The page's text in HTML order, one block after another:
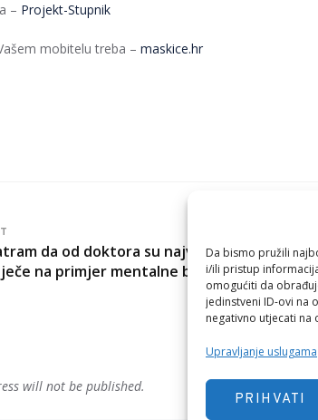
Da bismo pružili
i/ili pristup
omogućiti da
jedinstveni ID-ovi na
negativno utjecati na
Upravljanje uslugama
PRIHVATI
– Projekt-Stupnik
mobitelu treba – maskice.hr
da od doktora su najvažniji
na primjer mentalne bolesti:
will not be published.